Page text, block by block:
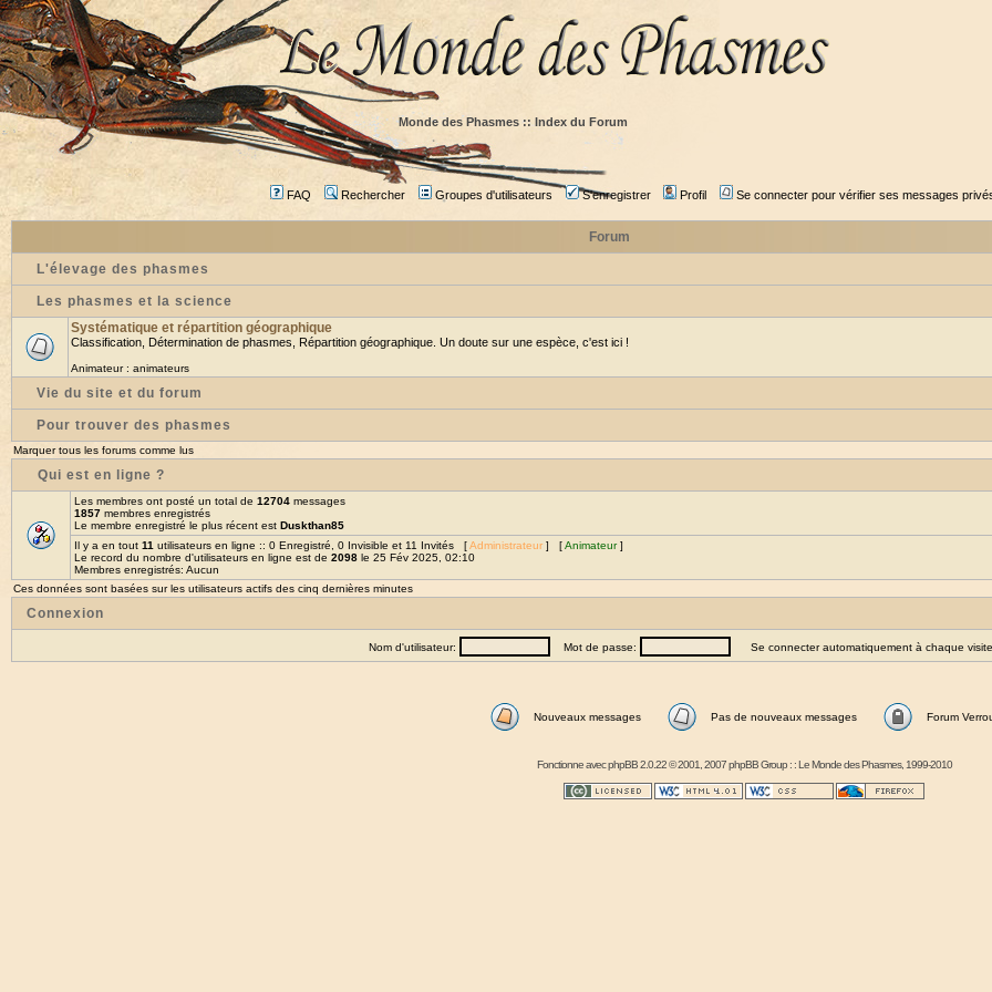
Monde des Phasmes :: Index du Forum
FAQ Rechercher Groupes d'utilisateurs S'enregistrer Profil Se connecter pour vérifier ses messages
Forum
L'élevage des phasmes
Les phasmes et la science
Systématique et répartition géographique
Classification, Détermination de phasmes, Répartition géographique. Un doute sur une espèce, c'est ici !
Animateur : animateurs
Vie du site et du forum
Pour trouver des phasmes
Marquer tous les forums comme lus
Qui est en ligne ?
Les membres ont posté un total de 12704 messages
1857 membres enregistrés
Le membre enregistré le plus récent est Duskthan85
Il y a en tout 11 utilisateurs en ligne :: 0 Enregistré, 0 Invisible et 11 Invités [Administrateur ] [Animateur]
Le record du nombre d'utilisateurs en ligne est de 2098 le 25 Fév 2025, 02:10
Membres enregistrés: Aucun
Ces données sont basées sur les utilisateurs actifs des cinq dernières minutes
Connexion
Nom d'utilisateur: Mot de passe: Se connecter automatiquement à chaque visite
Nouveaux messages Pas de nouveaux messages Forum
Fonctionne avecphpBB2.0.22 © 2001, 2007 phpBB Group : :Le Monde des Phasmes, 1999-2010